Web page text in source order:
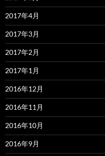
2017年4月
2017年3月
2017年2月
2017年1月
2016年12月
2016年11月
2016年10月
2016年9月